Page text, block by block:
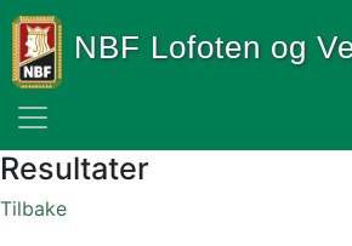
NBF Lofoten og
Resultater
Tilbake